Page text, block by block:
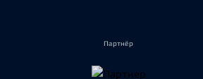
Партнёр